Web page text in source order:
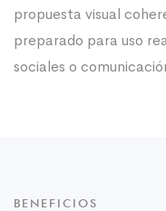
propuesta visual
preparado para uso
sociales o
BENEFICIOS